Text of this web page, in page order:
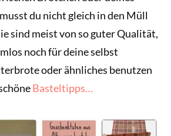
du nicht gleich in den Müll
sind meist von so guter Qualität,
noch für deine selbst
oder ähnliches benutzen
Basteltipps…